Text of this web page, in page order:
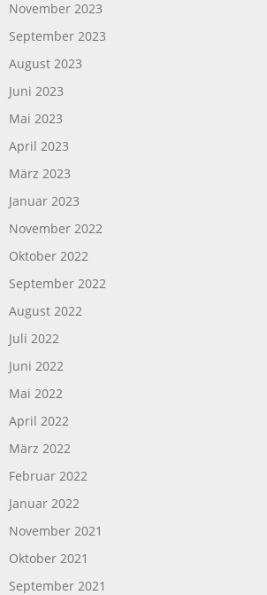
November 2023
September 2023
August 2023
Juni 2023
Mai 2023
April 2023
März 2023
Januar 2023
November 2022
Oktober 2022
September 2022
August 2022
Juli 2022
Juni 2022
Mai 2022
April 2022
März 2022
Februar 2022
Januar 2022
November 2021
Oktober 2021
September 2021